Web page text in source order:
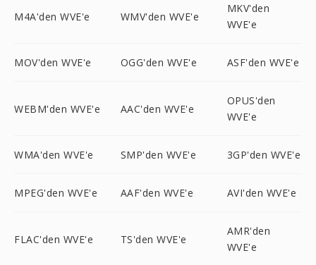
M4A'den WVE'e WMV'den WVE'e
MKV'den
WVE'e
MOV'den WVE'e OGG'den WVE'e ASF'den WVE'e
WEBM'den WVE'e AAC'den WVE'e
OPUS'den
WVE'e
WMA'den WVE'e SMP'den WVE'e 3GP'den WVE'e
MPEG'den WVE'e AAF'den WVE'e AVI'den WVE'e
FLAC'den WVE'e TS'den WVE'e
AMR'den
WVE'e